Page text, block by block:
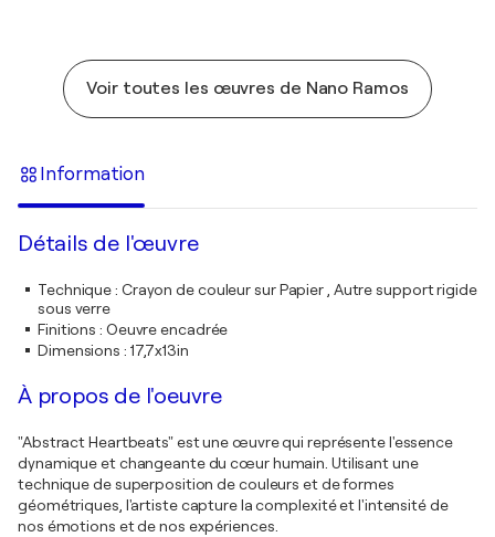
Voir toutes les œuvres de Nano Ramos
Information
Détails de l'œuvre
Technique: Crayon de couleur sur Papier , Autre support rigide
sous verre
Finitions : Oeuvre encadrée
Dimensions : 17,7x13in
À propos de l'oeuvre
"Abstract Heartbeats" est une œuvre qui représente l'essence
dynamique et changeante du cœur humain. Utilisant une
technique de superposition de couleurs et de formes
géométriques, l'artiste capture la complexité et l'intensité de
nos émotions et de nos expériences.